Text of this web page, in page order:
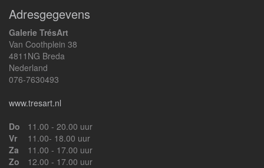
Adresgegevens
Galerie TrésArt
Van Coothplein 38
4811NG Breda
Nederland
076-7630493
www.tresart.nl
Do
11.00 - 20.00 uur
Vr
11.00- 18.00 uur
Za
11.00 - 17.00 uur
Zo
12.00 - 17.00 uur